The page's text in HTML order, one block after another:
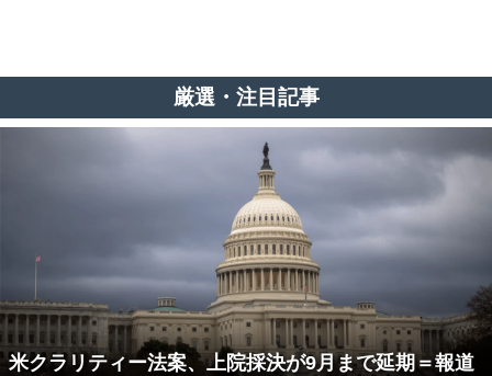
厳選・注目記事
米クラリティー法案、上院採決が9月まで延期＝報道